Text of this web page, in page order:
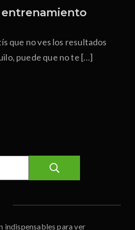
entrenamiento
que no ves los resultados
puede que no te […]
indispensables para ver